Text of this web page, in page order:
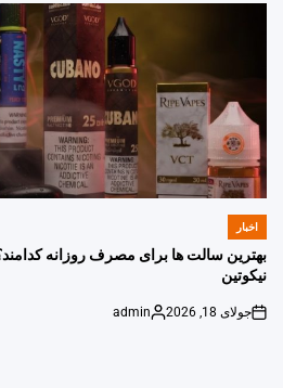
POSTED
اخبار
بهترین سالت ها برای مصرف روزانه
نیکوتین
on
جولای 18, 2026
Posted
admin